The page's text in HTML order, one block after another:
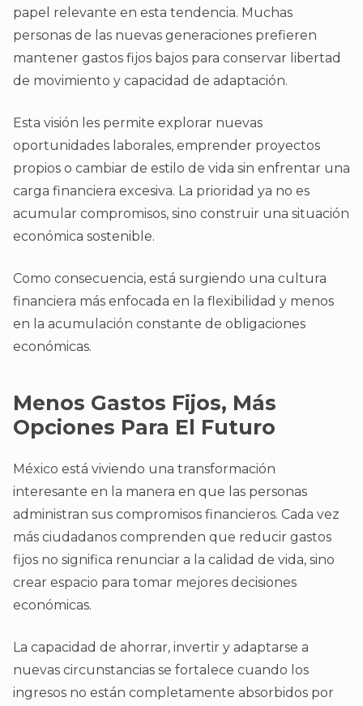
papel relevante en esta tendencia. Muchas
personas de las nuevas generaciones prefieren
mantener gastos fijos bajos para conservar libertad
de movimiento y capacidad de adaptación.
Esta visión les permite explorar nuevas
oportunidades laborales, emprender proyectos
propios o cambiar de estilo de vida sin enfrentar una
carga financiera excesiva. La prioridad ya no es
acumular compromisos, sino construir una situación
económica sostenible.
Como consecuencia, está surgiendo una cultura
financiera más enfocada en la flexibilidad y menos
en la acumulación constante de obligaciones
económicas.
Menos Gastos Fijos, Más
Opciones Para El Futuro
México está viviendo una transformación
interesante en la manera en que las personas
administran sus compromisos financieros. Cada vez
más ciudadanos comprenden que reducir gastos
fijos no significa renunciar a la calidad de vida, sino
crear espacio para tomar mejores decisiones
económicas.
La capacidad de ahorrar, invertir y adaptarse a
nuevas circunstancias se fortalece cuando los
ingresos no están completamente absorbidos por